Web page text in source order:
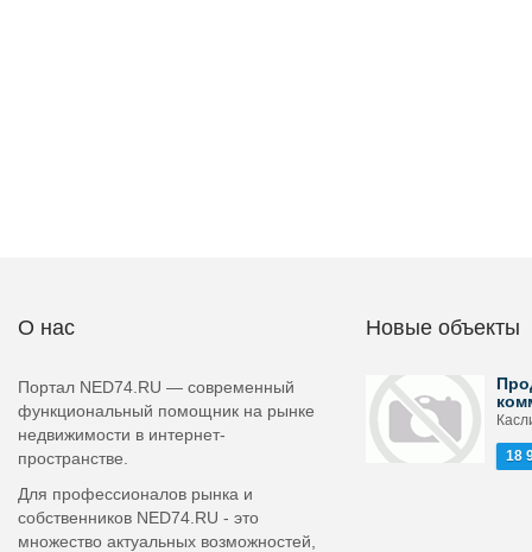
О нас
Портал NED74.RU — современный
функциональный помощник на рынке
недвижимости в интернет-
пространстве.
Для профессионалов рынка и
собственников NED74.RU - это
множество актуальных возможностей,
Новые объекты
18